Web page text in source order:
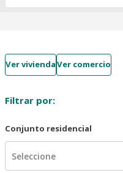
Ver viviendaVer comercio
Filtrar por:
Conjunto residencial
Seleccione